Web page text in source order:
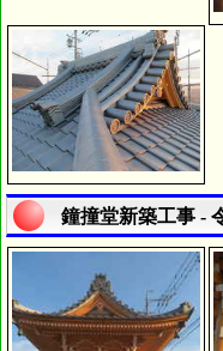
鐘撞堂新築工事 -